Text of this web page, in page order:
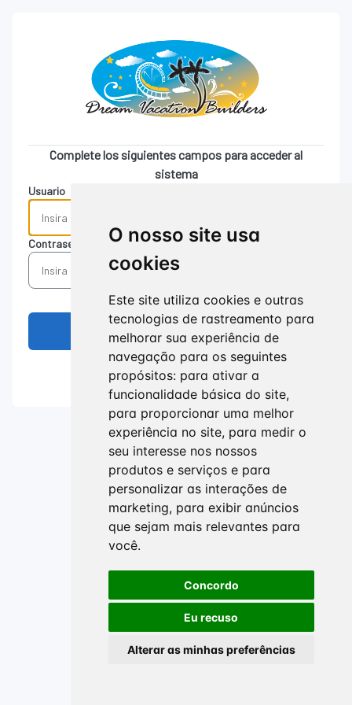
O nosso site usa
cookies
Este site utiliza cookies e outras
tecnologias de rastreamento para
melhorar sua experiência de
navegação para os seguintes
propósitos: para ativar a
funcionalidade básica do site,
para proporcionar uma melhor
experiência no site, para medir o
seu interesse nos nossos
produtos e serviços e para
personalizar as interações de
marketing, para exibir anúncios
que sejam mais relevantes para
você.
Concordo
Eu recuso
Alterar as minhas preferências
Complete los siguientes campos para acceder al
sistema
Usuario
Contraseña
Update cookies preferences